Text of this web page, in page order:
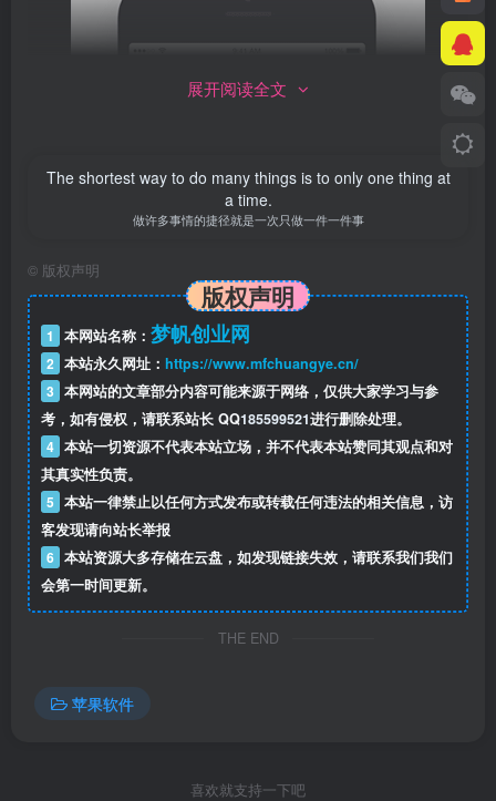
每日瑜伽ios版
这款APP可观看各种市面上热门的瑜伽课程，搭载高清视
频、语音指导、舒缓音乐和社交功能，让你乐享瑜伽，轻松
交友。同时每日瑜伽ios/ipad版还提供了3种不同的课程强
度，分别是低、中、高三个级别，让你每天都可选择不同的
软件特色
展开阅读全文
The shortest way to do many things is to only one thing at
a time.
做许多事情的捷径就是一次只做一件一件事
© 版权声明
版权声明
1 本网站名称： 梦帆创业网
2 本站永久网址： https://www.mfchuangye.cn/
3 本网站的文章部分内容可能来源于网络，仅供大家学习与参
考，如有侵权，请联系站长 QQ185599521进行删除处理。
4 本站一切资源不代表本站立场，并不代表本站赞同其观点和对
其真实性负责。
5 本站一律禁止以任何方式发布或转载任何违法的相关信息，访
客发现请向站长举报
6 本站资源大多存储在云盘，如发现链接失效，请联系我们我们
会第一时间更新。
THE END
苹果软件
喜欢就支持一下吧